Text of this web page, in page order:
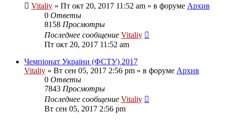
Vitaliy » Пт окт 20, 2017 11:52 am » в форуме Архив
0 Ответы
8158 Просмотры
Последнее сообщение Vitaliy
Пт окт 20, 2017 11:52 am
Чемпіонат України (ФСТУ) 2017
Vitaliy » Вт сен 05, 2017 2:56 pm » в форуме Архив
0 Ответы
7843 Просмотры
Последнее сообщение Vitaliy
Вт сен 05, 2017 2:56 pm